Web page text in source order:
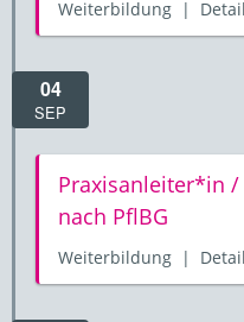
Weiterbildung |
04
SEP
Praxisanleiter*in
nach PflBG
Weiterbildung |